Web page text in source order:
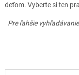
deťom. Vyberte si ten
Pre ľahšie